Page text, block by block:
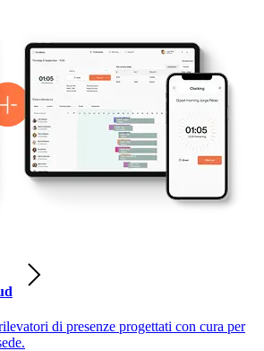
di presenze progettati con cura per